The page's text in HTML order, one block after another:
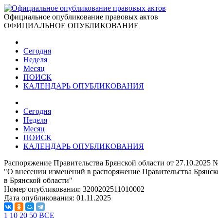
Официальное опубликование правовых актов
ОФИЦИАЛЬНОЕ ОПУБЛИКОВАНИЕ
Сегодня
Неделя
Месяц
ПОИСК
КАЛЕНДАРЬ ОПУБЛИКОВАНИЯ
Сегодня
Неделя
Месяц
ПОИСК
КАЛЕНДАРЬ ОПУБЛИКОВАНИЯ
Распоряжение Правительства Брянской области от 27.10.2025
"О внесении изменений в распоряжение Правительства
в Брянской области"
Номер опубликования: 3200202511010002
Дата опубликования: 01.11.2025
1 10 20 50 ВСЕ